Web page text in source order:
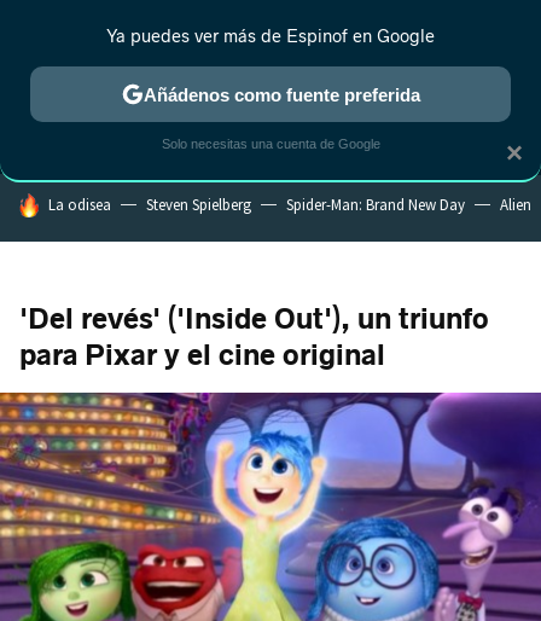
MENÚ NUEVO
ESTRENOS REALITY ANIME RANKINGS CINE
HOY SE HABLA DE
La odisea Steven Spielberg Spider-Man: Brand New Day Alien
'Del revés' ('Inside Out'), un triunfo
para Pixar y el cine original
×
Ya puedes ver más de Espinof en Google
Añádenos como fuente preferida
Solo necesitas una cuenta de Google